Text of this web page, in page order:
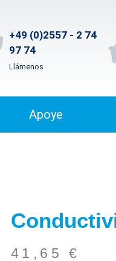
+49 (0)2557 - 2 74
97 74
Llámenos
Apoye
41,65€